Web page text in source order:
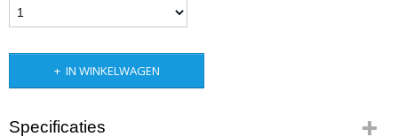
IN WINKELWAGEN
Specificaties